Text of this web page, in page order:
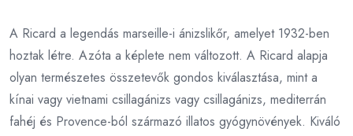
A Ricard a legendás marseille-i ánizslikőr, amelyet 1932-ben
hoztak létre. Azóta a képlete nem változott. A Ricard alapja
olyan természetes összetevők gondos kiválasztása, mint a
kínai vagy vietnami csillagánizs vagy csillagánizs, mediterrán
fahéj és Provence-ból származó illatos gyógynövények. Kiváló